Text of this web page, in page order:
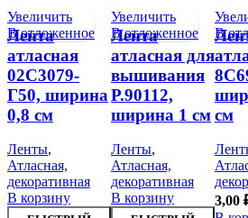
Увеличить
В отложенное
Лента
атласная
02С3079-
Г50, ширина
0,8 см
Ленты,
Атласная,
декоративная
В корзину
Увеличить
В отложенное
Лента
атласная для
вышивания
Р.90112,
ширина 1 см
Ленты,
Атласная,
декоративная
В корзину
В
см
3,00